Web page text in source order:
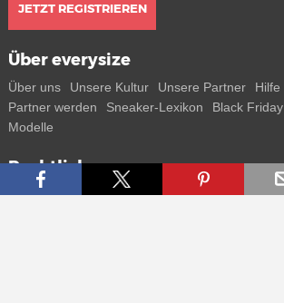
JETZT REGISTRIEREN
Über everysize
Über uns Unsere Kultur Unsere Partner Hilfe
Partner werden
Sneaker-Lexikon Black Friday
Modelle
Rechtliches
AGB Datenschutz Impressum Kontakt